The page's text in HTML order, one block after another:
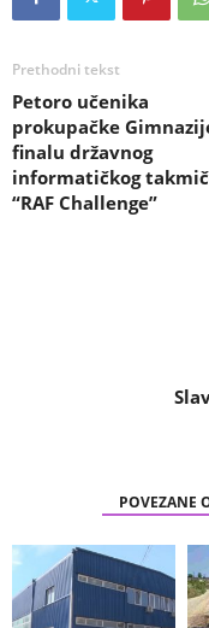
Prethodni tekst
Petoro učenika
prokupačke
finalu državnog
informatičkog
“RAF Challenge”
POVEZANE